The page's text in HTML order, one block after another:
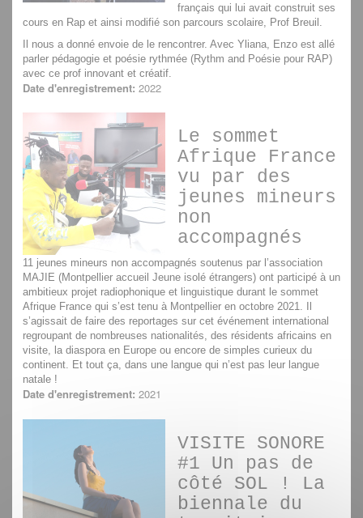
français qui lui avait construit ses
cours en Rap et ainsi modifié son parcours scolaire, Prof Breuil.
Il nous a donné envoie de le rencontrer. Avec Yliana, Enzo est allé
parler pédagogie et poésie rythmée (Rythm and Poésie pour RAP)
avec ce prof innovant et créatif.
Date d'enregistrement: 2022
Le sommet
Afrique France
vu par des
jeunes mineurs
non
accompagnés
11 jeunes mineurs non accompagnés soutenus par l’association
MAJIE (Montpellier accueil Jeune isolé étrangers) ont participé à un
ambitieux projet radiophonique et linguistique durant le sommet
Afrique France qui s’est tenu à Montpellier en octobre 2021. Il
s’agissait de faire des reportages sur cet événement international
regroupant de nombreuses nationalités, des résidents africains en
visite, la diaspora en Europe ou encore de simples curieux du
continent. Et tout ça, dans une langue qui n’est pas leur langue
natale !
Date d'enregistrement: 2021
VISITE SONORE
#1 Un pas de
côté SOL ! La
biennale du